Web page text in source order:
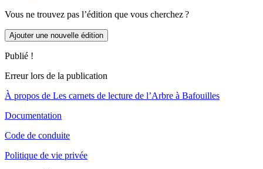
Vous ne trouvez pas l’édition que vous cherchez ?
Ajouter une nouvelle édition
Publié !
Erreur lors de la publication
À propos de Les carnets de lecture de l’Arbre à Bafouilles
Documentation
Code de conduite
Politique de vie privée